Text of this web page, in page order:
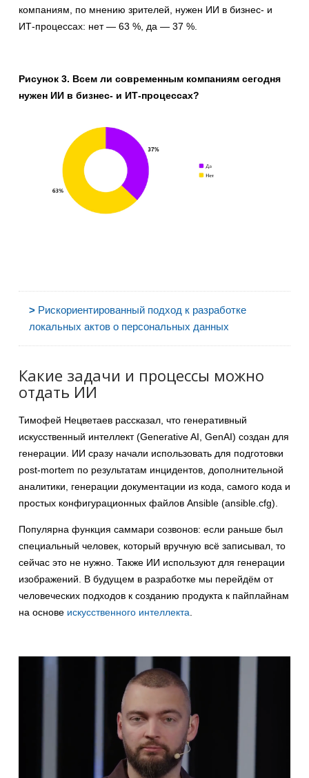
компаниям, по мнению зрителей, нужен ИИ в бизнес- и
ИТ-процессах: нет — 63 %, да — 37 %.
Рисунок 3. Всем ли современным компаниям сегодня
нужен ИИ в бизнес- и ИТ-процессах?
> Рискориентированный подход к разработке
локальных актов о персональных данных
Какие задачи и процессы можно
отдать ИИ
Тимофей Нецветаев рассказал, что генеративный
искусственный интеллект (Generative AI, GenAI) создан для
генерации. ИИ сразу начали использовать для подготовки
post-mortem по результатам инцидентов, дополнительной
аналитики, генерации документации из кода, самого кода и
простых конфигурационных файлов Ansible (ansible.cfg).
Популярна функция саммари созвонов: если раньше был
специальный человек, который вручную всё записывал, то
сейчас это не нужно. Также ИИ используют для генерации
изображений. В будущем в разработке мы перейдём от
человеческих подходов к созданию продукта к пайплайнам
на основе искусственного интеллекта